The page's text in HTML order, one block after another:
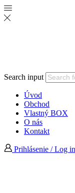
Search input
Úvod
Obchod
Vlastný BOX
O nás
Kontakt
Prihlásenie / Log in